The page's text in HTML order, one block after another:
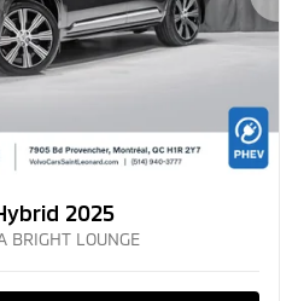
2025
BRIGHT LOUNGE